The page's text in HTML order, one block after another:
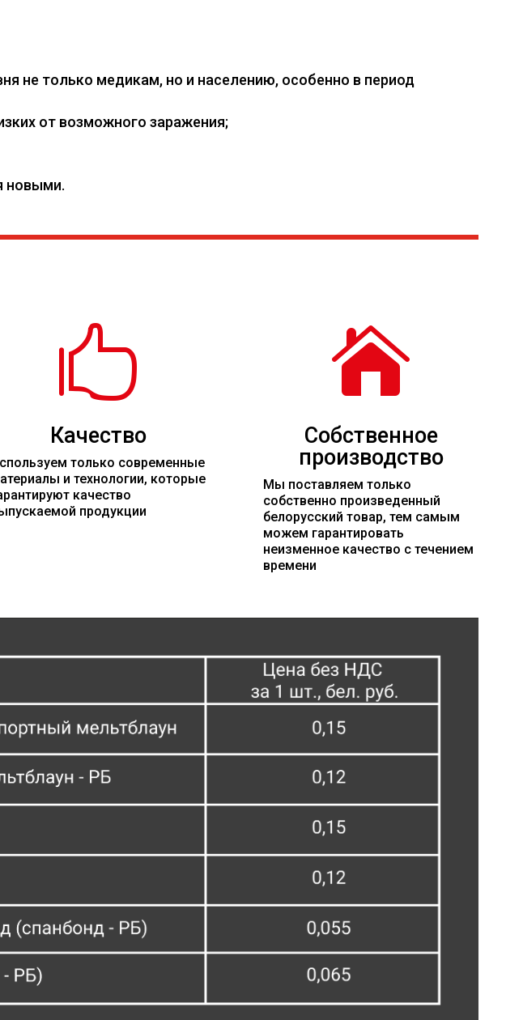
не только медикам, но и населению, особенно в период
от возможного заражения;
новыми.

Качество
только современные
и технологии, которые
качество
продукции

Собственное
производство
Мы поставляем только
собственно произведенный
белорусский товар, тем самым
можем гарантировать
неизменное качество с течением
времени